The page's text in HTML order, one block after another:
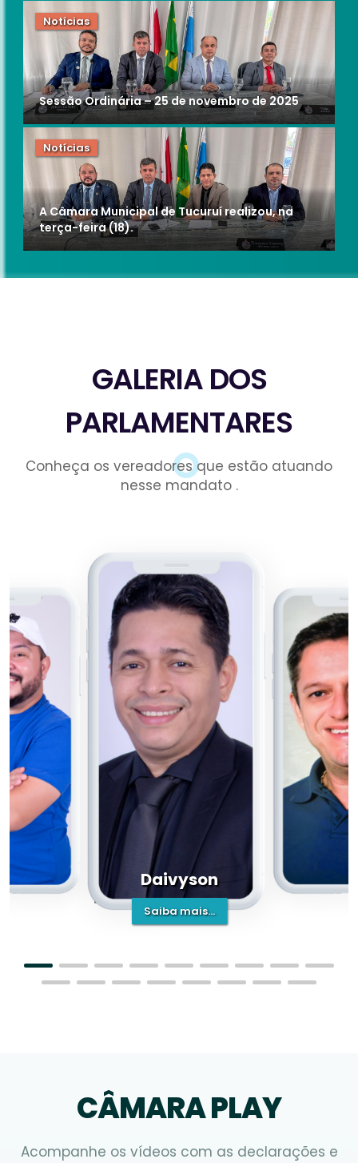
Notícias
Sessão Ordinária – 25 de novembro de 2025
Notícias
A Câmara Municipal de Tucuruí realizou, na
terça-feira (18).
GALERIA DOS
PARLAMENTARES
Conheça os vereadores que estão atuando
nesse mandato .
Daivyson
Saiba mais...
CÂMARA PLAY
Acompanhe os vídeos com as declarações e